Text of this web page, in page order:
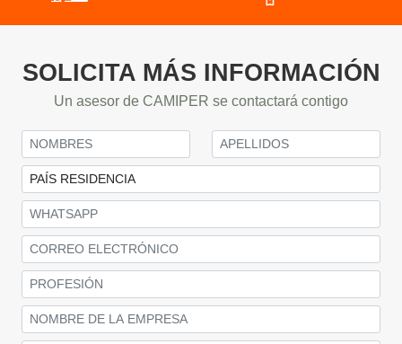
SOLICITA MÁS INFORMACIÓN
Un asesor de CAMIPER se contactará contigo